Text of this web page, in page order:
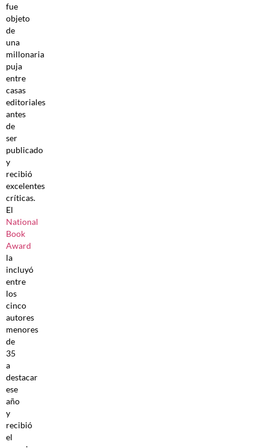
fue
objeto
de
una
millonaria
puja
entre
casas
editoriales
antes
de
ser
publicado
y
recibió
excelentes
críticas.
El
National
Book
Award
la
incluyó
entre
los
cinco
autores
menores
de
35
a
destacar
ese
año
y
recibió
el